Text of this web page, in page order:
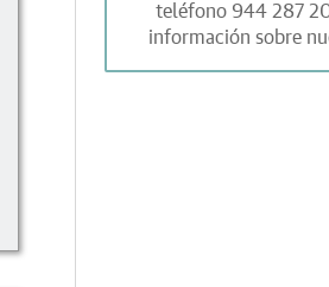
teléfono 944 287
información sobre